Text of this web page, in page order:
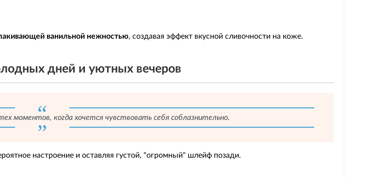
ванильной нежностью, создавая эффект вкусной сливочности на коже.
дней и уютных вечеров
моментов, когда хочется чувствовать себя соблазнительно.
настроение и оставляя густой, "огромный" шлейф позади.